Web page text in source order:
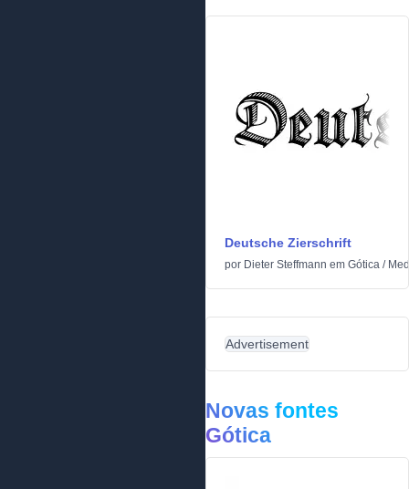
Deutsche Zierschrift
por Dieter Steffmann em Gótica /
Advertisement
Novas fontes
Gótica